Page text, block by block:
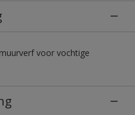
voor vochtige